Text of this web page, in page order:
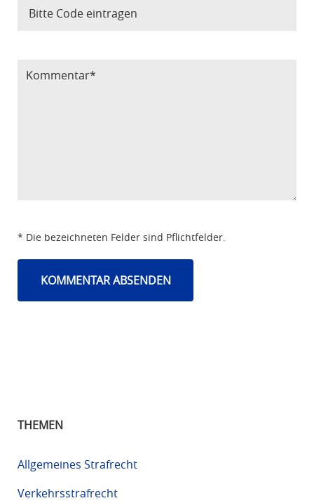
* Die bezeichneten Felder sind Pflichtfelder.
THEMEN
Allgemeines Strafrecht
Verkehrsstrafrecht